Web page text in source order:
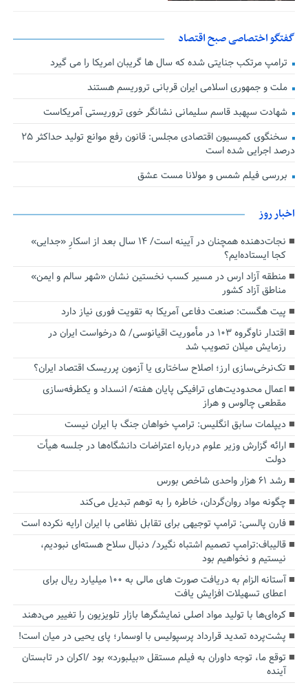
گفتگو اختصاصی صبح اقتصاد
ترامپ مرتکب جنایتی شده که سال ها گریبان امریکا را می گیرد
ملت و جمهوری اسلامی ایران قربانی تروریسم هستند
شهادت سپهبد قاسم سلیمانی نشانگر خوی تروریستی آمریکاست
سخنگوی کمیسیون اقتصادی مجلس: قانون رفع موانع تولید حداکثر ۲۵
درصد اجرایی شده است
بررسی فیلم شمس و مولانا مست عشق
اخبار روز
نجات‌دهنده‌ همچنان در آیینه است/ ۱۴ سال بعد از اسکارِ «جدایی»
کجا ایستاده‌ایم؟
منطقه آزاد ارس در مسیر کسب نخستین نشان «شهر سالم و ایمن»
مناطق آزاد کشور
پیت هگست: صنعت دفاعی آمریکا به تقویت فوری نیاز دارد
اقتدار ناوگروه ۱۰۳ در مأموریت‌ اقیانوسی/ ۵ درخواست ایران در
رزمایش میلان تصویب شد
تک‌نرخی‌سازی ارز؛ اصلاح ساختاری یا آزمون پرریسک اقتصاد ایران؟
اعمال محدودیت‌های ترافیکی پایان هفته/ انسداد و یکطرفه‌سازی
مقطعی چالوس و هراز
دیپلمات سابق انگلیس:‌ ترامپ خواهان جنگ با ایران نیست
ارائه گزارش وزیر علوم درباره اعتراضات دانشگاه‌ها در جلسه هیأت
دولت
رشد ۶۱ هزار واحدی شاخص بورس
چگونه مواد روان‌گردان، خاطره را به توهم تبدیل می‌کند
فارن پالسی: ترامپ توجیهی برای تقابل نظامی با ایران ارایه نکرده است
قالیباف:ترامپ تصمیم اشتباه نگیرد/ دنبال سلاح هسته‌ای نبودیم،
نیستیم و نخواهیم بود
آستانه الزام به دریافت صورت های مالی به ۱۰۰ میلیارد ریال برای
اعطای تسهیلات افزایش یافت
کره‌ای‌ها با تولید مواد اصلی نمایشگرها بازار تلویزیون را تغییر می‌دهند
پشت‌پرده تمدید قرارداد پرسپولیس با اوسمار؛ پای یحیی در میان است!
توقع ما، توجه داوران به فیلم مستقل «بیلبورد» بود /اکران در تابستان
آینده